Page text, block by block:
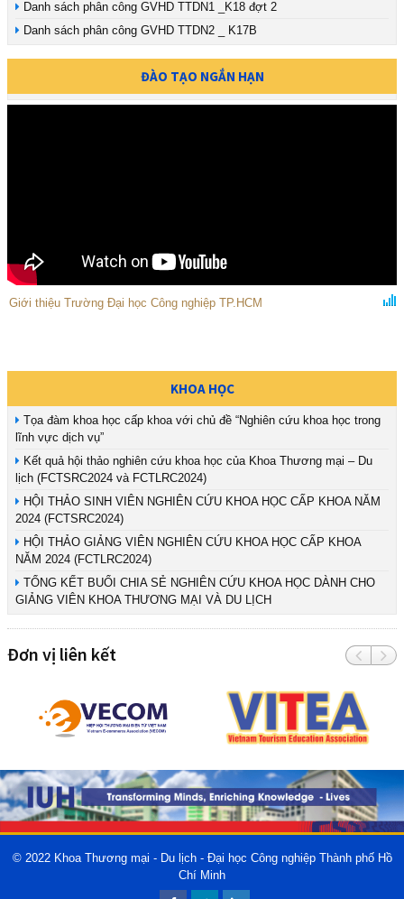
Danh sách phân công GVHD TTDN1 _K18 đợt 2
Danh sách phân công GVHD TTDN2 _ K17B
ĐÀO TẠO NGẮN HẠN
Giới thiệu Trường Đại học Công nghiệp TP.HCM
KHOA HỌC
Tọa đàm khoa học cấp khoa với chủ đề “Nghiên cứu khoa học trong
lĩnh vực dịch vụ”
Kết quả hội thảo nghiên cứu khoa học của Khoa Thương mại – Du
lịch (FCTSRC2024 và FCTLRC2024)
HỘI THẢO SINH VIÊN NGHIÊN CỨU KHOA HỌC CẤP KHOA NĂM
2024 (FCTSRC2024)
HỘI THẢO GIẢNG VIÊN NGHIÊN CỨU KHOA HỌC CẤP KHOA
NĂM 2024 (FCTLRC2024)
TỔNG KẾT BUỔI CHIA SẺ NGHIÊN CỨU KHOA HỌC DÀNH CHO
GIẢNG VIÊN KHOA THƯƠNG MẠI VÀ DU LỊCH
Đơn vị liên kết
© 2022Khoa Thương mại - Du lịch - Đại học Công nghiệp Thành phố Hồ
Chí Minh